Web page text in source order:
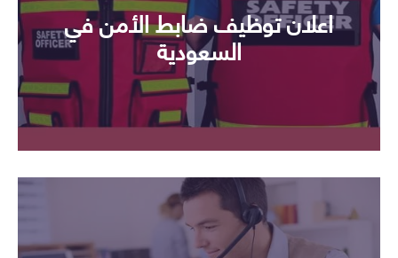
اعلان توظيف ضابط الأمن في
السعودية